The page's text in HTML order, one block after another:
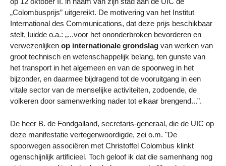
„Colombusprijs” uitgereikt. De motivering van het Institut
International des Communications, dat deze prijs beschikbaar
stelt, luidde o.a.: „...voor het ononderbroken bevorderen en
verwezenlijken op internationale grondslag van werken van
groot technisch en wetenschappelijk belang, ten gunste van
het transport in het algemeen en van de spoorweg in het
bijzonder, en daarmee bijdragend tot de vooruitgang in een
vitale sector van de menselijke activiteiten, zodoende, de
volkeren door samenwerking nader tot elkaar brengend...”.
De heer B. de Fondgalland, secretaris-generaal, die de UIC op
deze manifestatie vertegenwoordigde, zei o.m. "De
spoorwegen associëren met Christoffel Colombus klinkt
ogenschijnlijk artificieel. Toch geloof ik dat die samenhang nog